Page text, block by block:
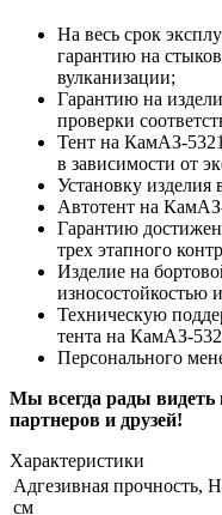
На весь срок
гарантию на
вулканизации;
Гарантию на
проверки
Тент на КамАЗ-
в зависимости от
Установку изделия
Автотент на
Гарантию
трех этапного
Изделие на
износостойкостью
Техническую
тента на КамАЗ-
Персонального
Мы всегда рады видеть
партнеров и друзей!
Характеристики
Адгезивная прочность,
см